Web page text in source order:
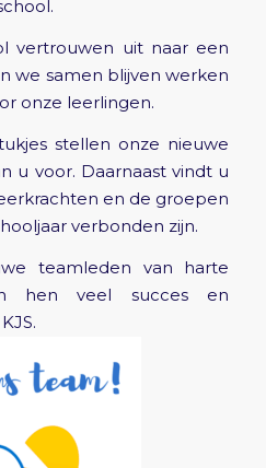
vertrouwen uit naar een
we samen blijven werken
onze leerlingen.
stellen onze nieuwe
u voor. Daarnaast vindt u
en de groepen
verbonden zijn.
teamleden van harte
hen veel succes en